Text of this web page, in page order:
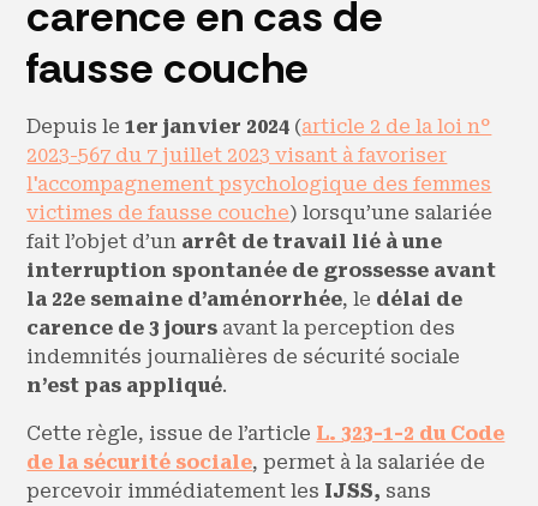
carence en cas de
fausse couche
Depuis le1er janvier 2024 (article 2 de la loi n°
2023-567 du 7 juillet 2023 visant à favoriser
l'accompagnement psychologique des femmes
victimes de fausse couche) lorsqu’une salariée
fait l’objet d’un arrêt de travail lié à une
interruption spontanée de grossesse avant
la 22e semaine d’aménorrhée, le délai de
carence de 3 jours avant la perception des
indemnités journalières de sécurité sociale
n’est pas appliqué.
Cette règle, issue de l’article L. 323-1-2 du Code
de la sécurité sociale, permet à la salariée de
percevoir immédiatement les IJSS, sans